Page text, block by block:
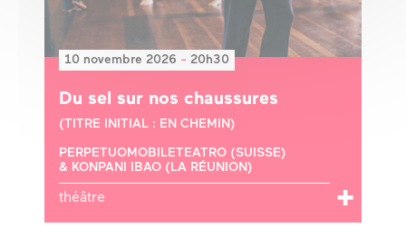
10 novembre 2026 - 20h30
Du sel sur nos chaussures
(TITRE INITIAL : EN CHEMIN)
PERPETUOMOBILETEATRO (SUISSE)
& KONPANI IBAO (LA RÉUNION)
théâtre